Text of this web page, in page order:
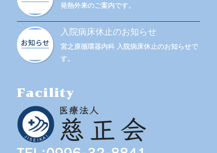
発熱外来のご案内です。
入院病床休止のお知らせ
宮之原循環器内科 入院病床休止のお知らせで
す。
Facility